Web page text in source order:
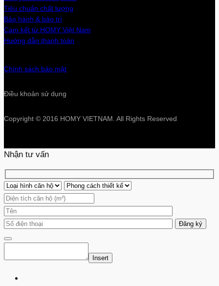
Tiêu chuẩn chất lượng
Bảo hành & bảo trì
Cam kết từ HOMY Việt Nam
Hướng dẫn thanh toán
Chính sách bảo mật
Điều khoản sử dụng
Copyright © 2016 HOMY VIETNAM. All Rights Reserved
Nhận tư vấn
Insert